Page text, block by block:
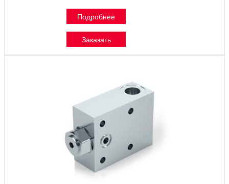
Подробнее
Заказать